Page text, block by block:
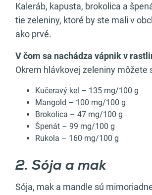
Kaleráb, kapusta, brokolica a
tie zeleniny, ktoré by ste mali v
ako prvé.
V čom sa nachádza vápnikv
Okrem hlávkovej zeleniny môžete
Kučeravý kel – 135 mg/100 g
Mangold – 100 mg/100 g
Brokolica – 47 mg/100 g
Špenát – 99 mg/100 g
Rukola – 160 mg/100 g
2. Sója a mak
Sója, mak a mandle sú